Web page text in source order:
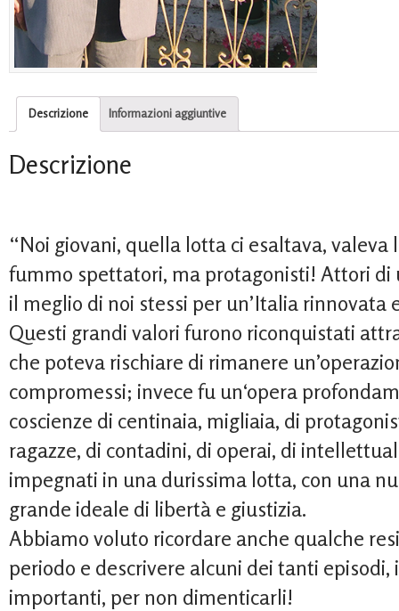
Descrizione Informazioni aggiuntive
Descrizione
“Noi giovani, quella lotta ci esaltava, valeva
fummo spettatori, ma protagonisti! Attori di
il meglio di noi stessi per un’Italia rinnovata
Questi grandi valori furono riconquistati
che poteva rischiare di rimanere
compromessi; invece fu un‘opera
coscienze di centinaia, migliaia, di
ragazze, di contadini, di operai, di
impegnati in una durissima lotta, con una
grande ideale di libertà e giustizia.
Abbiamo voluto ricordare anche qualche
periodo e descrivere alcuni dei tanti episodi,
importanti, per non dimenticarli!